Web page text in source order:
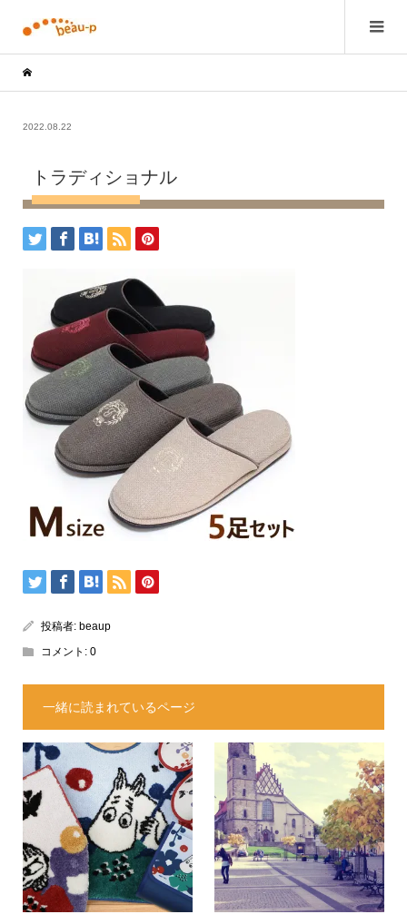
2022.08.22
トラディショナル
投稿者: beaup
コメント: 0
一緒に読まれているページ